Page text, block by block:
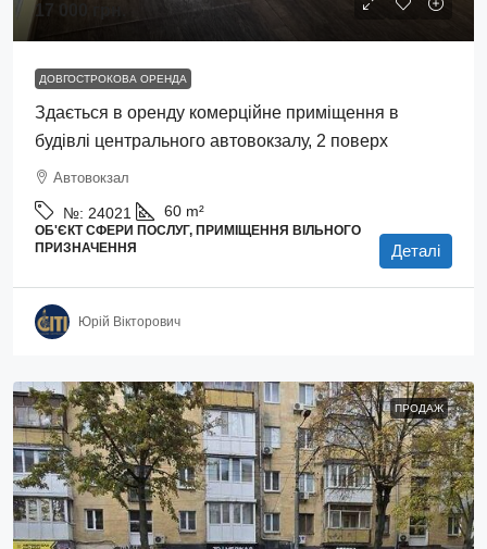
17 000 грн.
ДОВГОСТРОКОВА ОРЕНДА
Здається в оренду комерційне приміщення в
будівлі центрального автовокзалу, 2 поверх
Автовокзал
№: 24021 60 m²
ОБ'ЄКТ СФЕРИ ПОСЛУГ, ПРИМІЩЕННЯ ВІЛЬНОГО
ПРИЗНАЧЕННЯ
Деталі
Юрій Вікторович
ПРОДАЖ